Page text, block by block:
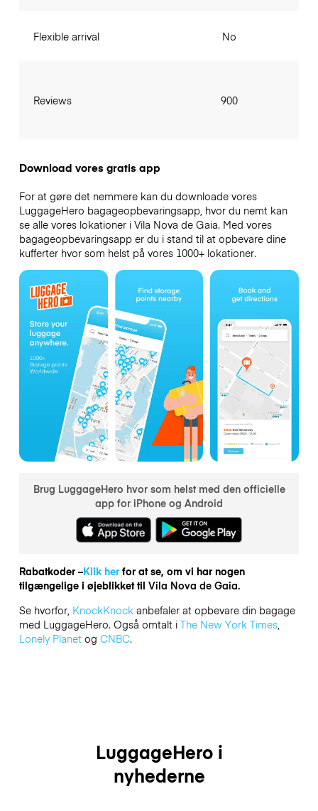
Flexible arrival
Reviews
No
900
Download vores gratis app
For at gøre det nemmere kan du downloade vores
LuggageHero bagageopbevaringsapp, hvor du nemt kan
se alle vores lokationer i Vila Nova de Gaia. Med vores
bagageopbevaringsapp er du i stand til at opbevare dine
kufferter hvor som helst på vores 1000+ lokationer.
Brug LuggageHero hvor som helst med den officielle
app for iPhone og Android
Rabatkoder –Klik herfor at se, om vi har nogen
tilgængelige i øjeblikket til Vila Nova de Gaia.
Se hvorfor, KnockKnockanbefaler at opbevare din bagage
med LuggageHero. Også omtalt i The New York Times,
Lonely Planetog CNBC.
LuggageHero i
nyhederne